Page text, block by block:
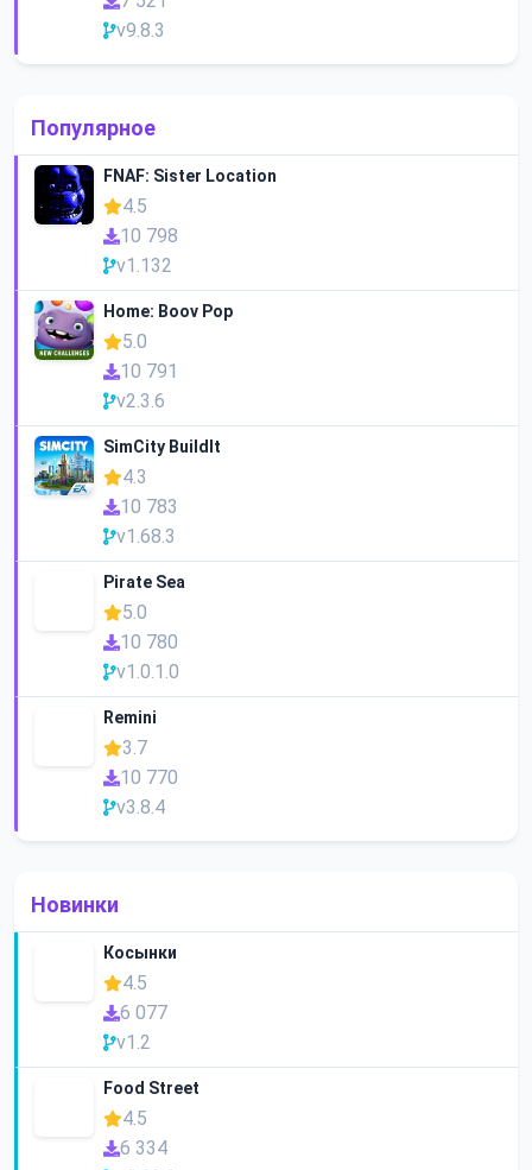
v9.8.3
Популярное
FNAF: Sister Location
4.5
10 798
v1.132
Home: Boov Pop
5.0
10 791
v2.3.6
SimCity BuildIt
4.3
10 783
v1.68.3
Pirate Sea
5.0
10 780
v1.0.1.0
Remini
3.7
10 770
v3.8.4
Новинки
Косынки
4.5
6 077
v1.2
Food Street
4.5
6 334